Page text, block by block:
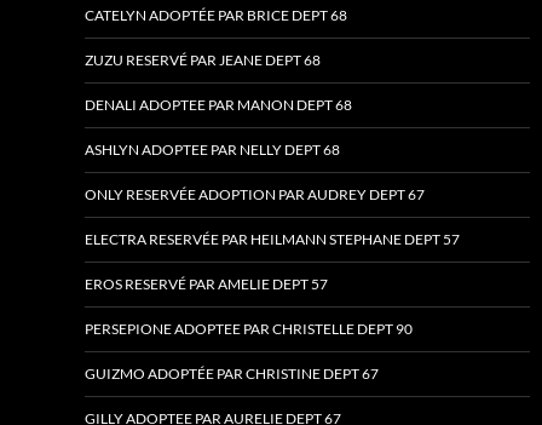
CATELYN ADOPTÉE PAR BRICE DEPT 68
ZUZU RESERVÉ PAR JEANE DEPT 68
DENALI ADOPTEE PAR MANON DEPT 68
ASHLYN ADOPTEE PAR NELLY DEPT 68
ONLY RESERVÉE ADOPTION PAR AUDREY DEPT 67
ELECTRA RESERVÉE PAR HEILMANN STEPHANE DEPT 57
EROS RESERVÉ PAR AMELIE DEPT 57
PERSEPIONE ADOPTEE PAR CHRISTELLE DEPT 90
GUIZMO ADOPTÉE PAR CHRISTINE DEPT 67
GILLY ADOPTEE PAR AURELIE DEPT 67